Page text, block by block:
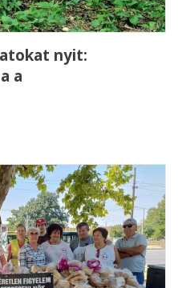
nyit:
a